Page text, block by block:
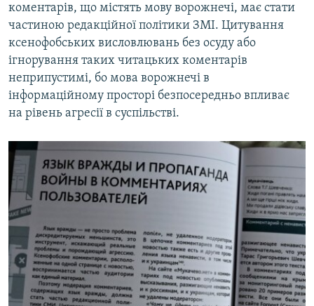
коментарів, що містять мову ворожнечі, має стати
частиною редакційної політики ЗМІ. Цитування
ксенофобських висловлювань без осуду або
ігнорування таких читацьких коментарів
неприпустимі, бо мова ворожнечі в
інформаційному просторі безпосередньо впливає
на рівень агресії в суспільстві.